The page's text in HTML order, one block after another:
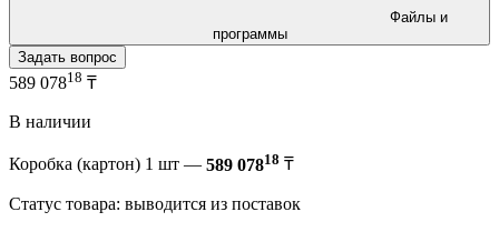
программы
Задать вопрос
589 07818 ₸
В наличии
Коробка (картон) 1 шт — 589 07818 ₸
Статус товара: выводится из поставок